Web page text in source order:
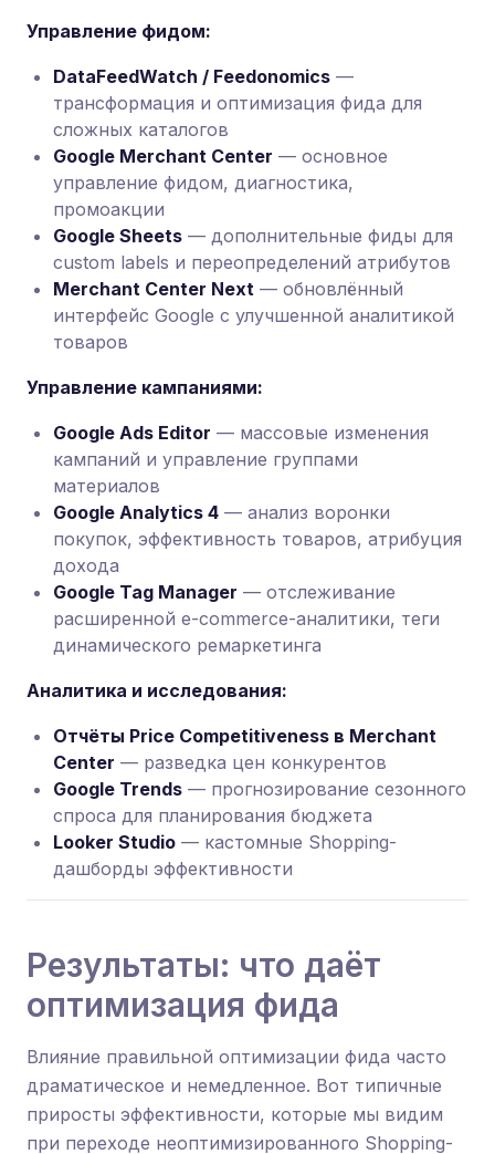
Управление фидом:
DataFeedWatch / Feedonomics —
трансформация и оптимизация фида для
сложных каталогов
Google Merchant Center — основное
управление фидом, диагностика,
промоакции
Google Sheets — дополнительные фиды для
custom labels и переопределений атрибутов
Merchant Center Next — обновлённый
интерфейс Google с улучшенной аналитикой
товаров
Управление кампаниями:
Google Ads Editor — массовые изменения
кампаний и управление группами
материалов
Google Analytics 4 — анализ воронки
покупок, эффективность товаров, атрибуция
дохода
Google Tag Manager — отслеживание
расширенной e-commerce-аналитики, теги
динамического ремаркетинга
Аналитика и исследования:
Отчёты Price Competitiveness в Merchant
Center — разведка цен конкурентов
Google Trends — прогнозирование сезонного
спроса для планирования бюджета
Looker Studio — кастомные Shopping-
дашборды эффективности
Результаты: что даёт
оптимизация фида
Влияние правильной оптимизации фида часто
драматическое и немедленное. Вот типичные
приросты эффективности, которые мы видим
при переходе неоптимизированного Shopping-